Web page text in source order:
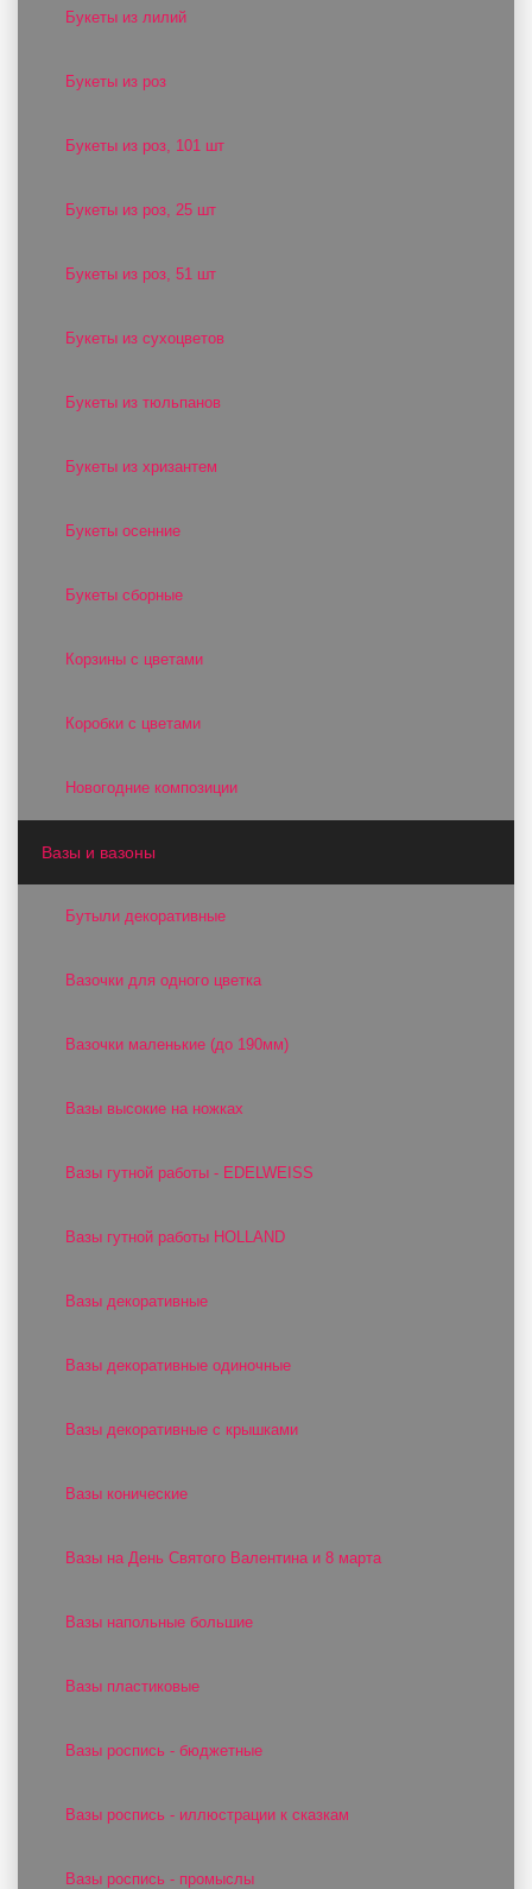
Букеты из лилий
Букеты из роз
Букеты из роз, 101 шт
Букеты из роз, 25 шт
Букеты из роз, 51 шт
Букеты из сухоцветов
Букеты из тюльпанов
Букеты из хризантем
Букеты осенние
Букеты сборные
Корзины с цветами
Коробки с цветами
Новогодние композиции
Вазы и вазоны
Бутыли декоративные
Вазочки для одного цветка
Вазочки маленькие (до 190мм)
Вазы высокие на ножках
Вазы гутной работы - EDELWEISS
Вазы гутной работы HOLLAND
Вазы декоративные
Вазы декоративные одиночные
Вазы декоративные с крышками
Вазы конические
Вазы на День Святого Валентина и 8 марта
Вазы напольные большие
Вазы пластиковые
Вазы роспись - бюджетные
Вазы роспись - иллюстрации к сказкам
Вазы роспись - промыслы